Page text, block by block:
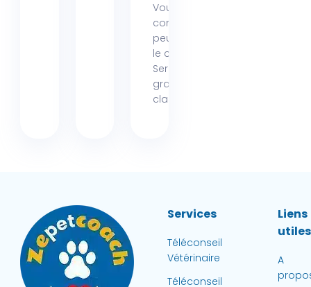
Vous
connaissez
peut-être déjà
le collier
Seresto, ce
grand
classique...
Services
Téléconseil
Vétérinaire
Téléconseil
Liens
utiles
A